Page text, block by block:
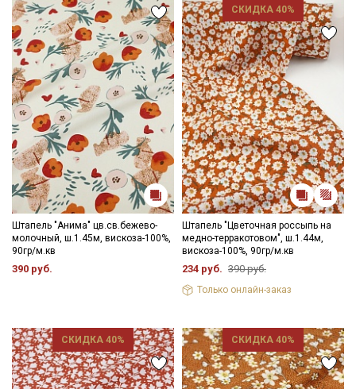
Штапель "Анима" цв.св.бежево-
молочный, ш.1.45м, вискоза-100%,
90гр/м.кв
390 руб.
СКИДКА 40%
Штапель "Цветочная россыпь на
медно-терракотовом", ш.1.44м,
вискоза-100%, 90гр/м.кв
234 руб. 390 руб.
Только онлайн-заказ
СКИДКА 40% СКИДКА 40%
Ознакомлен(а) сПолитикой обработки персональных
данныхи даю
Согласие на обработку персональных
данных
ДаюСогласие на получение рекламных и
информационных рассылок